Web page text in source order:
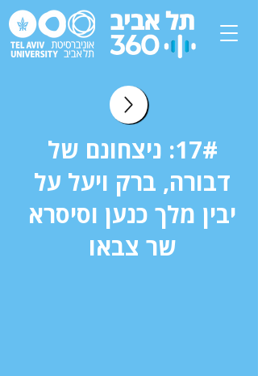
17#: ניצחונם של
דבורה, ברק ויעל על
יבין מלך כנען וסיסרא
שר צבאו